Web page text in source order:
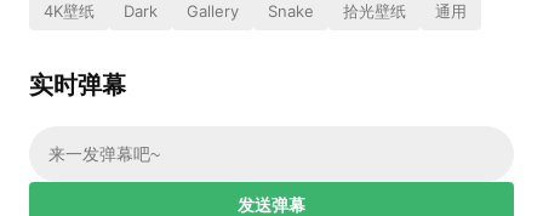
4K壁纸 Dark Gallery Snake 拾光壁纸 通用
实时弹幕
发送弹幕
相关壁纸